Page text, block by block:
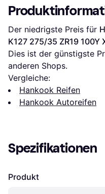
Der niedrigste Preis für
K127 275/35 ZR19 100Y
Dies ist der günstigste
anderen Shops.
Vergleiche:
Hankook Reifen
Hankook Autoreifen
Spezifikationen
Produkt